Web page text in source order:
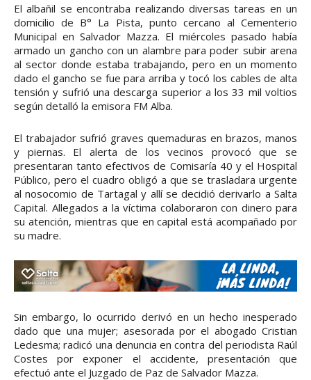
El albañil se encontraba realizando diversas tareas en un
domicilio de B° La Pista, punto cercano al Cementerio
Municipal en Salvador Mazza. El miércoles pasado había
armado un gancho con un alambre para poder subir arena
al sector donde estaba trabajando, pero en un momento
dado el gancho se fue para arriba y tocó los cables de alta
tensión y sufrió una descarga superior a los 33 mil voltios
según detalló la emisora FM Alba.
El trabajador sufrió graves quemaduras en brazos, manos
y piernas. El alerta de los vecinos provocó que se
presentaran tanto efectivos de Comisaría 40 y el Hospital
Público, pero el cuadro obligó a que se trasladara urgente
al nosocomio de Tartagal y allí se decidió derivarlo a Salta
Capital. Allegados a la víctima colaboraron con dinero para
su atención, mientras que en capital está acompañado por
su madre.
Sin embargo, lo ocurrido derivó en un hecho inesperado
dado que una mujer; asesorada por el abogado Cristian
Ledesma; radicó una denuncia en contra del periodista Raúl
Costes por exponer el accidente, presentación que
efectuó ante el Juzgado de Paz de Salvador Mazza.